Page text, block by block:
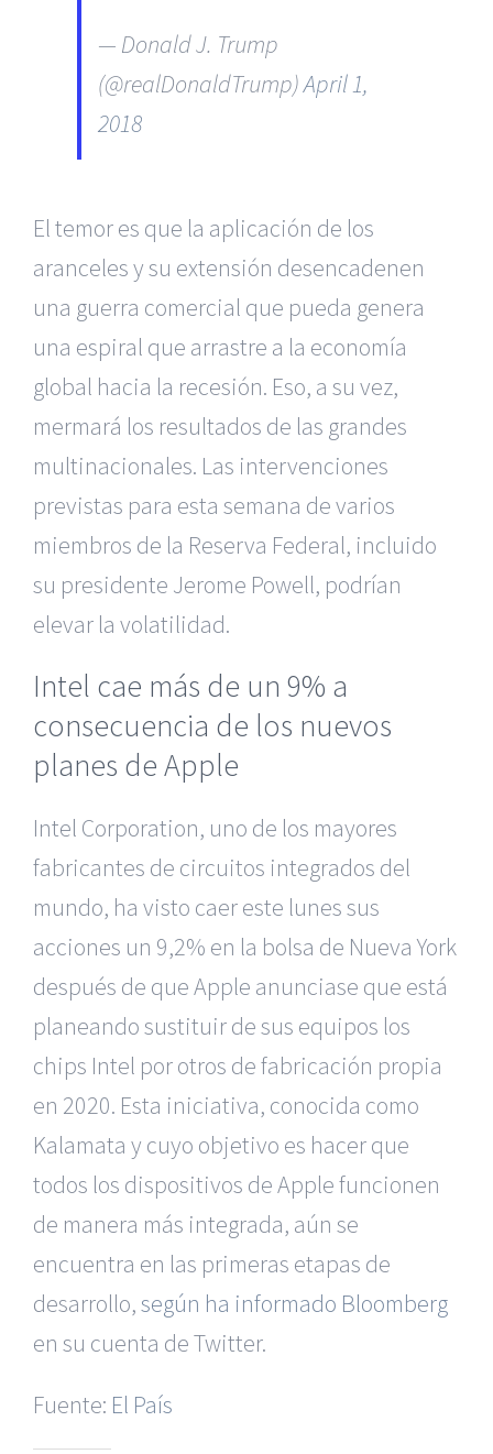
— Donald J. Trump
(@realDonaldTrump)April 1,
2018
El temor es que la aplicación de los
aranceles y su extensión desencadenen
una guerra comercial que pueda genera
una espiral que arrastre a la economía
global hacia la recesión. Eso, a su vez,
mermará los resultados de las grandes
multinacionales. Las intervenciones
previstas para esta semana de varios
miembros de la Reserva Federal, incluido
su presidente Jerome Powell, podrían
elevar la volatilidad.
Intel cae más de un 9% a
consecuencia de los nuevos
planes de Apple
Intel Corporation, uno de los mayores
fabricantes de circuitos integrados del
mundo, ha visto caer este lunes sus
acciones un 9,2% en la bolsa de Nueva York
después de que Apple anunciase que está
planeando sustituir de sus equipos los
chips Intel por otros de fabricación propia
en 2020. Esta iniciativa, conocida como
Kalamata y cuyo objetivo es hacer que
todos los dispositivos de Apple funcionen
de manera más integrada, aún se
encuentra en las primeras etapas de
desarrollo,según ha informado Bloomberg
en su cuenta de Twitter.
Fuente: El País
|Reclamación de Accidentes en Alicante| Reclamación
de Accidentes en Madrid|BGD Abogados Madrid |GM
|Formación para Abogados